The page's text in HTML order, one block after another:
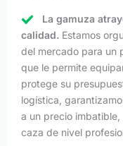
La gamuza
calidad. Estamos
del mercado para un
que le permite
protege su
logística,
a un precio
caza de nivel